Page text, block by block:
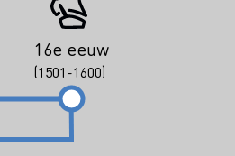
16e eeuw
(1501-1600)